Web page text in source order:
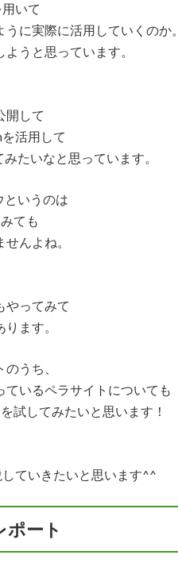
いて
に実際に活用していくのか。
うと思っています。
開して
活用して
たいなと思っています。
というのは
ても
んよね。
やってみて
ます。
うち、
いるペラサイトについても
試してみたいと思います！
ていきたいと思います^^
ポート